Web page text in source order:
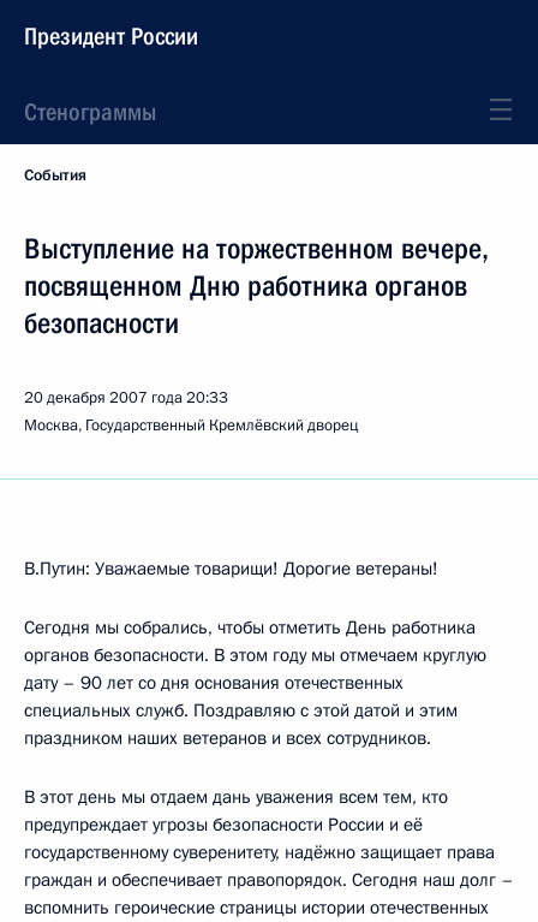
Президент России
Стенограммы
События
Выступление на торжественном вечере,
посвященном Дню работника органов
безопасности
20 декабря 2007 года20:33
Москва, Государственный Кремлёвский дворец
В.Путин: Уважаемые товарищи! Дорогие ветераны!
Сегодня мы собрались, чтобы отметить День работника
органов безопасности. В этом году мы отмечаем круглую
дату – 90 лет со дня основания отечественных
специальных служб. Поздравляю с этой датой и этим
праздником наших ветеранов и всех сотрудников.
В этот день мы отдаем дань уважения всем тем, кто
предупреждает угрозы безопасности России и её
государственному суверенитету, надёжно защищает права
граждан и обеспечивает правопорядок. Сегодня наш долг –
вспомнить героические страницы истории отечественных